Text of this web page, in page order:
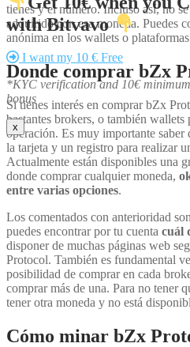
tienes y el número. Incluso así, no
adquirido con esa moneda. Puedes
anónima en los wallets o
Donde comprar bZx
Si tienes interés en comprar bZx
bastantes brokers, o también wallets
operación. Es muy importante saber
la tarjeta y un registro para realizar
Actualmente están disponibles una
donde comprar cualquier moneda,
entre varias opciones.
Los comentados con anterioridad
puedes encontrar por tu cuenta cuál
disponer de muchas páginas web
Protocol. También es fundamental
posibilidad de comprar en cada
comprar más de una. Para no tener
tener otra moneda y no está
Cómo minar bZx
with Bitvavo
I want my 10 € Free
*KYC verification and 10€
bonus
x